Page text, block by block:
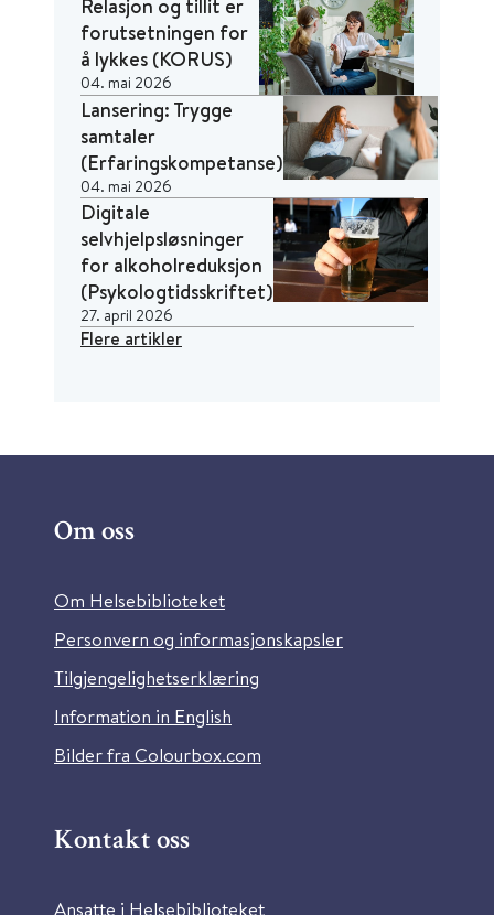
Relasjon og tillit er
forutsetningen for
å lykkes (KORUS)
04. mai 2026
Lansering: Trygge
samtaler
(Erfaringskompetanse)
04. mai 2026
Digitale
selvhjelpsløsninger
for alkoholreduksjon
(Psykologtidsskriftet)
27. april 2026
Flere artikler
Om oss
Om Helsebiblioteket
Personvern og informasjonskapsler
Tilgjengelighetserklæring
Information in English
Bilder fra Colourbox.com
Kontakt oss
Ansatte i Helsebiblioteket